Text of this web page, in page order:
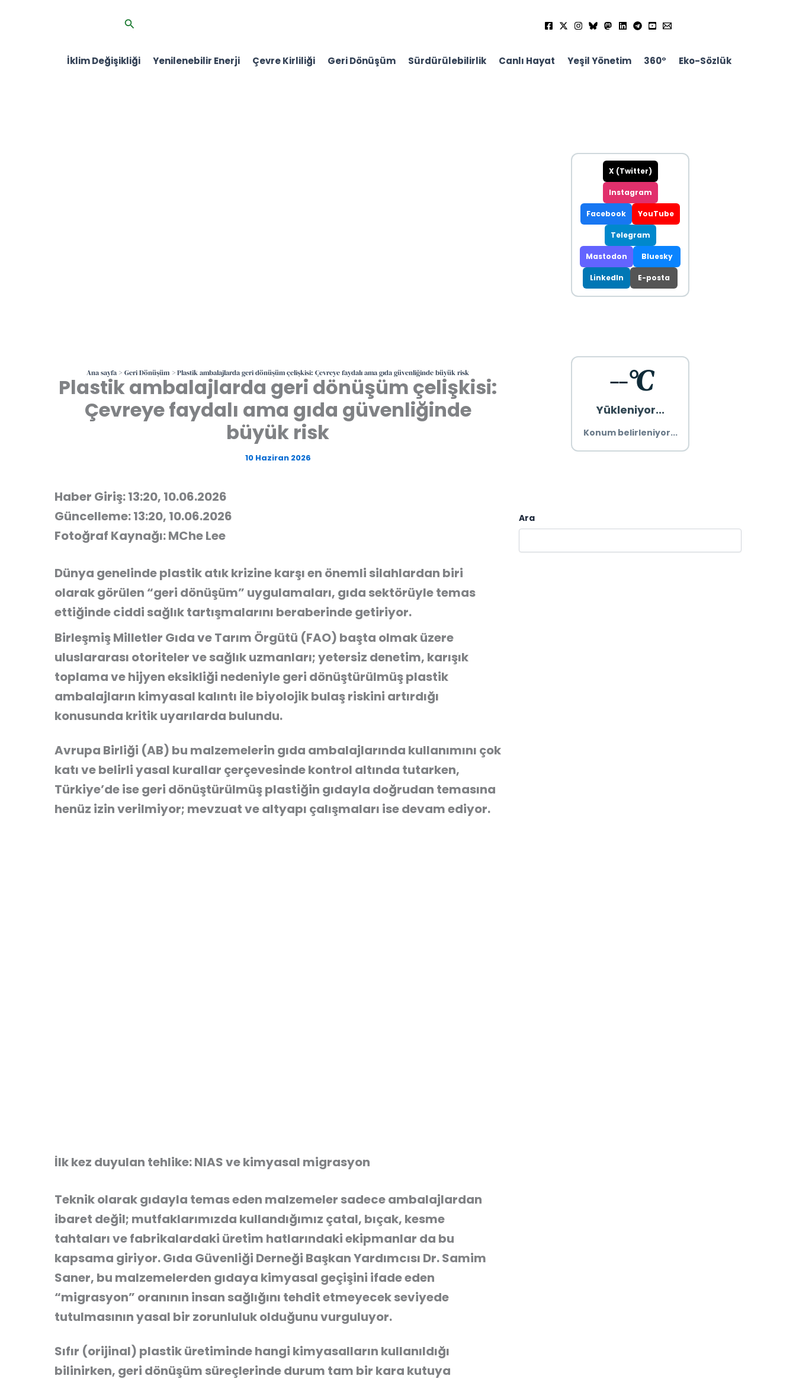
Arama
İklim Değişikliği Yenilenebilir Enerji Çevre Kirliliği Geri Dönüşüm Sürdürülebilirlik Canlı Hayat Yeşil Yönetim 360° Eko-Sözlük
Ana sayfa Geri Dönüşüm Plastik ambalajlarda geri dönüşüm çelişkisi: Çevreye faydalı ama gıda güvenliğinde büyük risk
Plastik ambalajlarda geri dönüşüm çelişkisi:
Çevreye faydalı ama gıda güvenliğinde
büyük risk
10 Haziran 2026
Haber Giriş: 13:20, 10.06.2026
Güncelleme: 13:20, 10.06.2026
Fotoğraf Kaynağı: MChe Lee
Dünya genelinde plastik atık krizine karşı en önemli silahlardan biri
olarak görülen “geri dönüşüm” uygulamaları, gıda sektörüyle temas
ettiğinde ciddi sağlık tartışmalarını beraberinde getiriyor.
Birleşmiş Milletler Gıda ve Tarım Örgütü (FAO) başta olmak üzere
uluslararası otoriteler ve sağlık uzmanları; yetersiz denetim, karışık
toplama ve hijyen eksikliği nedeniyle geri dönüştürülmüş plastik
ambalajların kimyasal kalıntı ile biyolojik bulaş riskini artırdığı
konusunda kritik uyarılarda bulundu.
Avrupa Birliği (AB) bu malzemelerin gıda ambalajlarında kullanımını çok
katı ve belirli yasal kurallar çerçevesinde kontrol altında tutarken,
Türkiye’de ise geri dönüştürülmüş plastiğin gıdayla doğrudan temasına
henüz izin verilmiyor; mevzuat ve altyapı çalışmaları ise devam ediyor.
İlk kez duyulan tehlike: NIAS ve kimyasal migrasyon
Teknik olarak gıdayla temas eden malzemeler sadece ambalajlardan
ibaret değil; mutfaklarımızda kullandığımız çatal, bıçak, kesme
tahtaları ve fabrikalardaki üretim hatlarındaki ekipmanlar da bu
kapsama giriyor. Gıda Güvenliği Derneği Başkan Yardımcısı Dr. Samim
Saner, bu malzemelerden gıdaya kimyasal geçişini ifade eden
“migrasyon” oranının insan sağlığını tehdit etmeyecek seviyede
tutulmasının yasal bir zorunluluk olduğunu vurguluyor.
Sıfır (orijinal) plastik üretiminde hangi kimyasalların kullanıldığı
bilinirken, geri dönüşüm süreçlerinde durum tam bir kara kutuya
X (Twitter)
Instagram
Facebook YouTube
Telegram
Mastodon Bluesky
LinkedIn E-posta
--°C
Yükleniyor...
Konum belirleniyor...
Ara